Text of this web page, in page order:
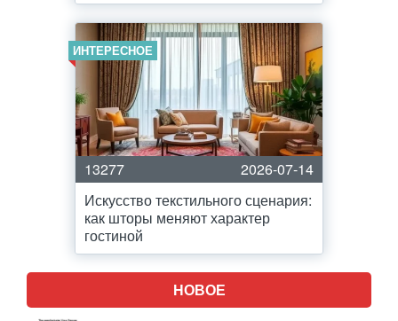
ИНТЕРЕСНОЕ
13277
2026-07-14
Искусство текстильного сценария:
как шторы меняют характер
гостиной
НОВОЕ